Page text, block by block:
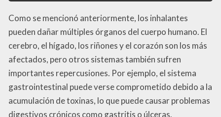
Como se mencionó anteriormente, los inhalantes
pueden dañar múltiples órganos del cuerpo humano. El
cerebro, el hígado, los riñones y el corazón son los más
afectados, pero otros sistemas también sufren
importantes repercusiones. Por ejemplo, el sistema
gastrointestinal puede verse comprometido debido a la
acumulación de toxinas, lo que puede causar problemas
digestivos crónicos como gastritis o úlceras.